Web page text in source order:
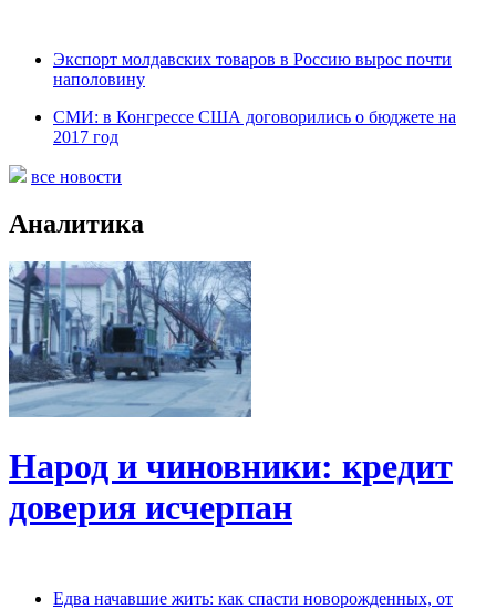
Экспорт молдавских товаров в Россию вырос почти
наполовину
СМИ: в Конгрессе США договорились о бюджете на
2017 год
все новости
Аналитика
Народ и чиновники: кредит
доверия исчерпан
Едва начавшие жить: как спасти новорожденных, от